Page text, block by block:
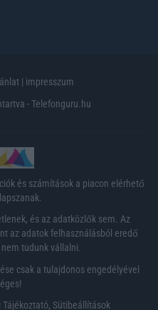
| impresszum
- Telefonguru.hu
és számítások a piacon elérhető
és az adatközlők sem. Az
az adatok felhasználásból eredő
tudunk vállalni.
csak a tulajdonos engedélyével
, Sütibeállítások